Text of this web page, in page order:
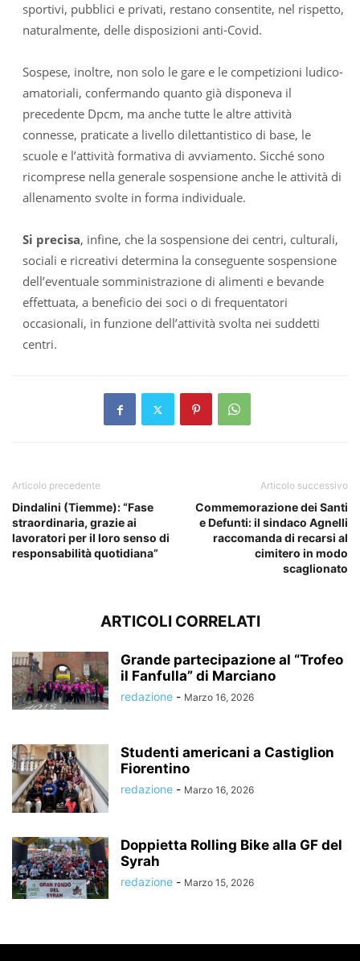
sportivi, pubblici e privati, restano consentite, nel rispetto,
naturalmente, delle disposizioni anti-Covid.
Sospese, inoltre, non solo le gare e le competizioni ludico-
amatoriali, confermando quanto già disponeva il
precedente Dpcm, ma anche tutte le altre attività
connesse, praticate a livello dilettantistico di base, le
scuole e l’attività formativa di avviamento. Sicché sono
ricomprese nella generale sospensione anche le attività di
allenamento svolte in forma individuale.
Si precisa, infine, che la sospensione dei centri, culturali,
sociali e ricreativi determina la conseguente sospensione
dell’eventuale somministrazione di alimenti e bevande
effettuata, a beneficio dei soci o di frequentatori
occasionali, in funzione dell’attività svolta nei suddetti
centri.
Articolo precedente
Dindalini (Tiemme): “Fase
straordinaria, grazie ai
lavoratori per il loro senso di
responsabilità quotidiana”
Articolo successivo
Commemorazione dei Santi
e Defunti: il sindaco Agnelli
raccomanda di recarsi al
cimitero in modo
scaglionato
ARTICOLI CORRELATI
Grande partecipazione al “Trofeo
il Fanfulla” di Marciano
redazione - Marzo 16, 2026
Studenti americani a Castiglion
Fiorentino
redazione - Marzo 16, 2026
Doppietta Rolling Bike alla GF del
Syrah
redazione - Marzo 15, 2026